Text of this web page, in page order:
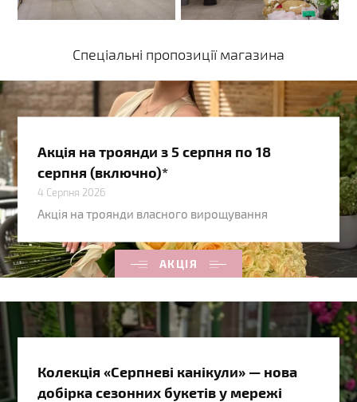
Спеціальні пропозиції магазина
АКЦІЯ
Акція на троянди з 5 серпня по 18
серпня (включно)*
4 Серпня 2026
Акція на троянди власного вирощування
Колекція «Серпневі канікули» — нова
добірка сезонних букетів у мережі